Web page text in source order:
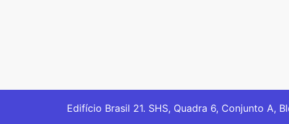
Edifício Brasil 21. SHS, Quadra 6, Conjunto A,